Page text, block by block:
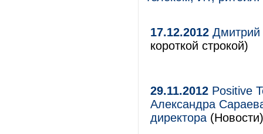
17.12.2012 Дмитрий
короткой строкой)
29.11.2012 Positive
Александра
директора (Новости)